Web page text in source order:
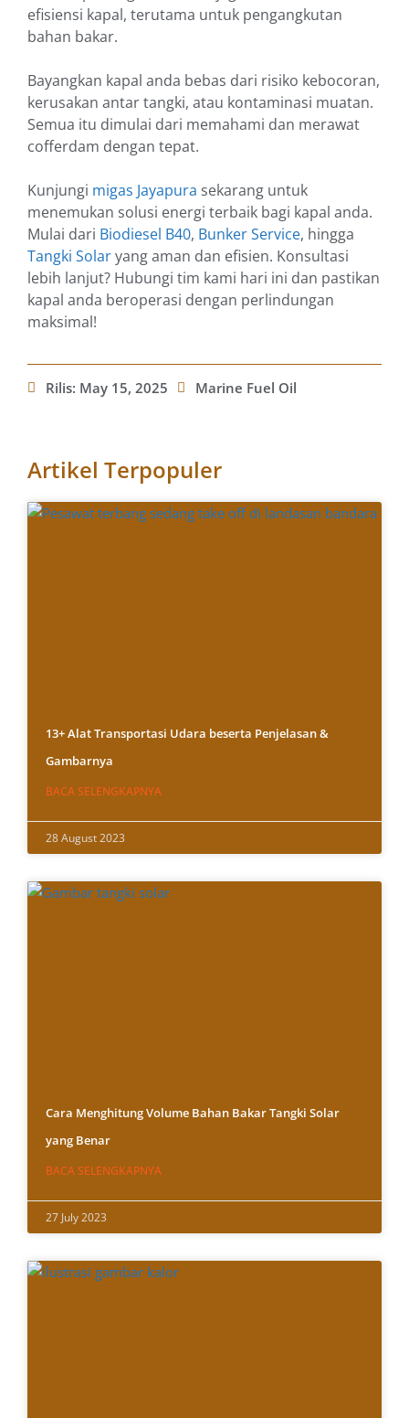
efisiensi kapal, terutama untuk pengangkutan
bahan bakar.
Bayangkan kapal anda bebas dari risiko kebocoran,
kerusakan antar tangki, atau kontaminasi muatan.
Semua itu dimulai dari memahami dan merawat
cofferdam dengan tepat.
Kunjungi migas Jayapura sekarang untuk
menemukan solusi energi terbaik bagi kapal anda.
Mulai dari Biodiesel B40, Bunker Service, hingga
Tangki Solaryang aman dan efisien. Konsultasi
lebih lanjut? Hubungi tim kami hari ini dan pastikan
kapal anda beroperasi dengan perlindungan
maksimal!
Rilis: May 15, 2025 Marine Fuel Oil
Artikel Terpopuler
13+ Alat Transportasi Udara beserta Penjelasan &
Gambarnya
BACA SELENGKAPNYA
28 August 2023
Cara Menghitung Volume Bahan Bakar Tangki Solar
yang Benar
BACA SELENGKAPNYA
27 July 2023